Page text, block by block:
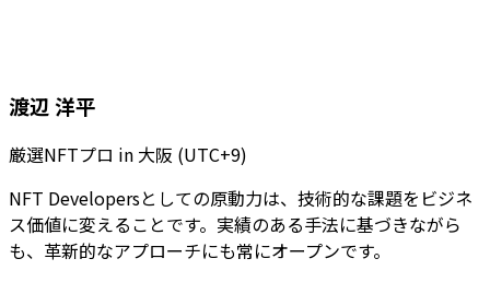
渡辺 洋平
厳選NFTプロ in 大阪 (UTC+9)
NFT Developersとしての原動力は、技術的な課題をビジネ
ス価値に変えることです。実績のある手法に基づきながら
も、革新的なアプローチにも常にオープンです。